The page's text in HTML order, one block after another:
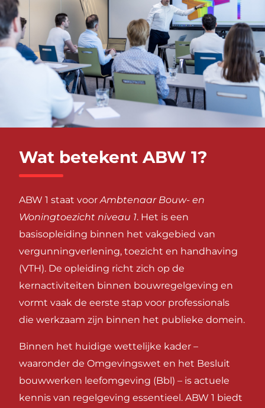
Wat betekent ABW 1?
ABW 1 staat voorAmbtenaar Bouw- en
Woningtoezicht niveau 1. Het is een
basisopleiding binnen het vakgebied van
vergunningverlening, toezicht en handhaving
(VTH). De opleiding richt zich op de
kernactiviteiten binnen bouwregelgeving en
vormt vaak de eerste stap voor professionals
die werkzaam zijn binnen het publieke domein.
Binnen het huidige wettelijke kader –
waaronder de Omgevingswet en het Besluit
bouwwerken leefomgeving (Bbl) – is actuele
kennis van regelgeving essentieel. ABW 1 biedt